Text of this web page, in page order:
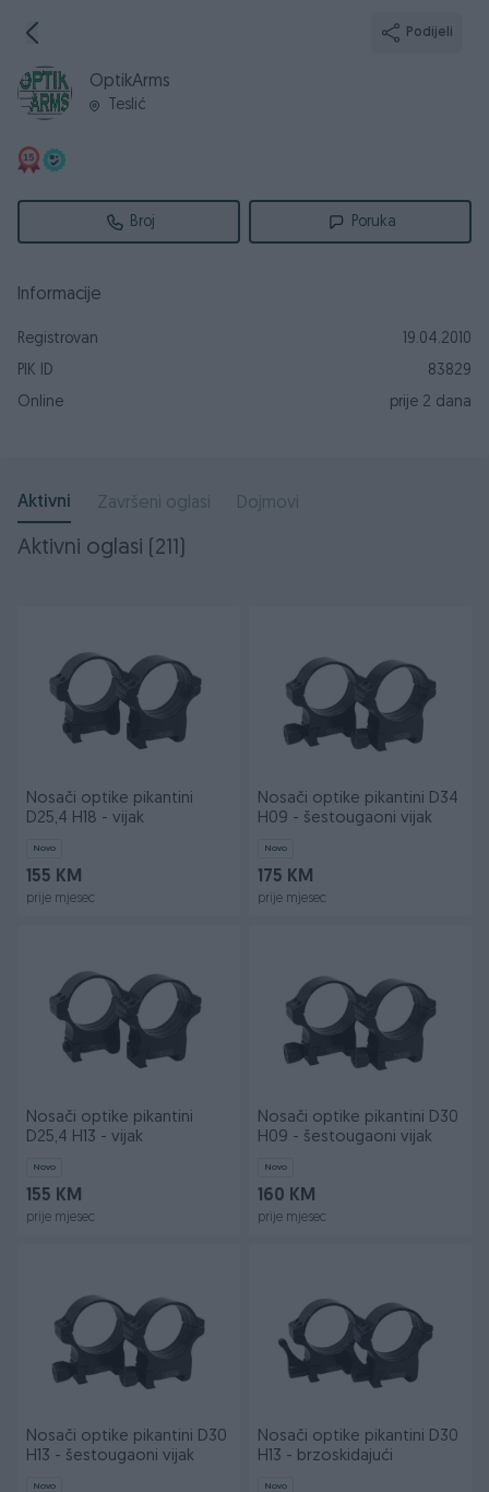
Podijeli
OptikArms
Teslić
Broj Poruka
Informacije
Registrovan
19.04.2010
PIK ID
83829
Online
prije 2 dana
Aktivni Završeni oglasi Dojmovi
Aktivni oglasi (211)
Nosači optike pikantini
D25,4 H18 - vijak
Novo
155 KM
prije mjesec
Nosači optike pikantini D34
H09 - šestougaoni vijak
Novo
175 KM
prije mjesec
Nosači optike pikantini
D25,4 H13 - vijak
Novo
155 KM
prije mjesec
Nosači optike pikantini D30
H09 - šestougaoni vijak
Novo
160 KM
prije mjesec
Nosači optike pikantini D30
H13 - šestougaoni vijak
Novo
Nosači optike pikantini D30
H13 - brzoskidajući
Novo